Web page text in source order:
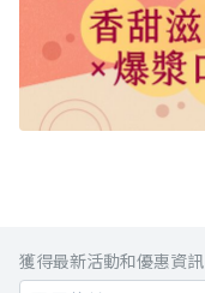
獲得最新活動和優惠資訊